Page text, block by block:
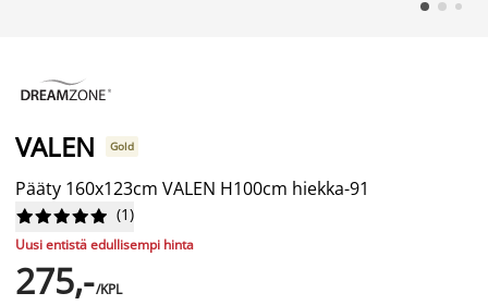
VALEN Gold
Pääty 160x123cm VALEN H100cm hiekka-91





 (1)
Uusi entistä edullisempi hinta
275,-/KPL